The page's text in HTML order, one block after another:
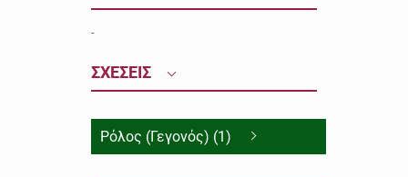
-
ΣΧΕΣΕΙΣ
Ρόλος (Γεγονός) (1)